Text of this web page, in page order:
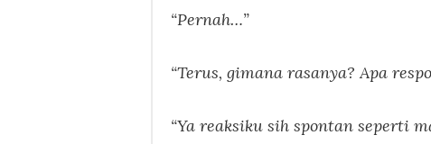
“Pernah…”
“Terus, gimana rasanya? Apa
“Ya reaksiku sih spontan seperti